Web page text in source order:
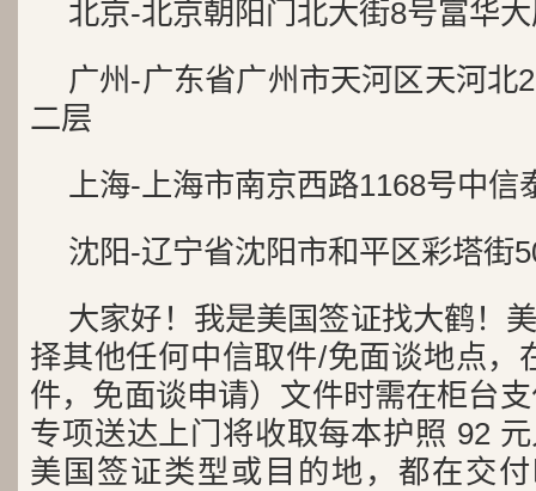
北京-北京朝阳门北大街8号富华
广州-广东省广州市天河区天河北
二层
上海-上海市南京西路1168号中信
沈阳-辽宁省沈阳市和平区彩塔街
大家好！我是美国签证找大鹤！
择其他任何中信取件/免面谈地点，
件，免面谈申请）文件时需在柜台
专项送达上门将收取每本护照 92
美国签证类型或目的地，都在交